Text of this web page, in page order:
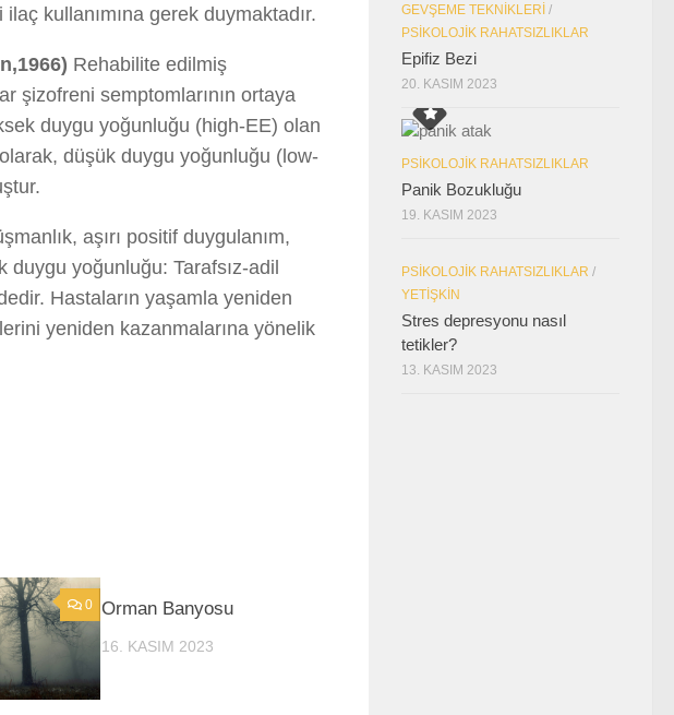
kullanımına gerek duymaktadır.
Rehabilite edilmiş
şizofreni semptomlarının ortaya
duygu yoğunluğu (high-EE) olan
düşük duygu yoğunluğu (low-
aşırı positif duygulanım,
duygu yoğunluğu: Tarafsız-adil
Hastaların yaşamla yeniden
yeniden kazanmalarına yönelik
0 Orman Banyosu
16. KASIM 2023
GEVŞEME TEKNIKLERI /
PSIKOLOJIK RAHATSIZLIKLAR
Epifiz Bezi
20. KASIM 2023
PSIKOLOJIK RAHATSIZLIKLAR
Panik Bozukluğu
19. KASIM 2023
PSIKOLOJIK RAHATSIZLIKLAR /
YETIŞKIN
Stres depresyonu nasıl
tetikler?
13. KASIM 2023